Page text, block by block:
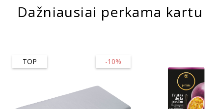
Dažniausiai perkama kartu
-10%
TOP